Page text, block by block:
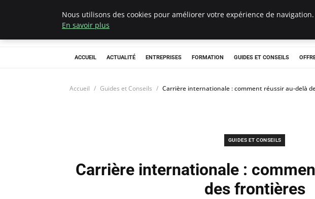
Chasseur De Tête
ACCUEIL ACTUALITÉ ENTREPRISES FORMATION GUIDES ET CONSEILS
Accueil Guides et Conseils Carrière internationale : comment réussir au-delà
GUIDES ET CONSEILS
Carrière internationale :
des frontières
Nous utilisons des cookies pour améliorer votre expérience de
En savoir plus